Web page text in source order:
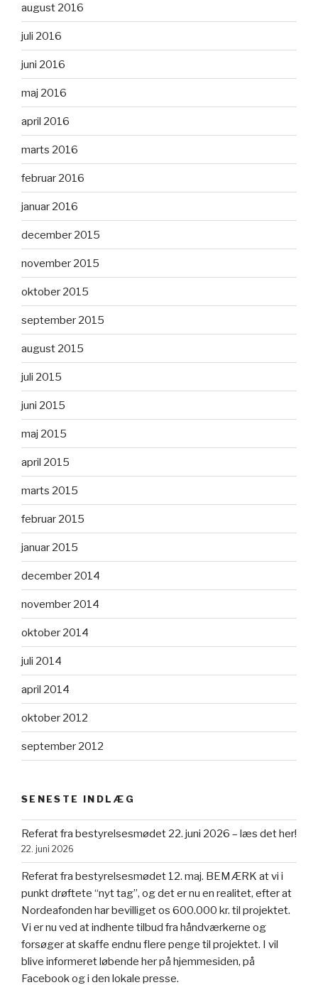
august 2016
juli 2016
juni 2016
maj 2016
april 2016
marts 2016
februar 2016
januar 2016
december 2015
november 2015
oktober 2015
september 2015
august 2015
juli 2015
juni 2015
maj 2015
april 2015
marts 2015
februar 2015
januar 2015
december 2014
november 2014
oktober 2014
juli 2014
april 2014
oktober 2012
september 2012
SENESTE INDLÆG
Referat fra bestyrelsesmødet 22. juni 2026 – læs det her!
22. juni 2026
Referat fra bestyrelsesmødet 12. maj. BEMÆRK at vi i
punkt drøftete “nyt tag”, og det er nu en realitet, efter at
Nordeafonden har bevilliget os 600.000 kr. til projektet.
Vi er nu ved at indhente tilbud fra håndværkerne og
forsøger at skaffe endnu flere penge til projektet. I vil
blive informeret løbende her på hjemmesiden, på
Facebook og i den lokale presse.